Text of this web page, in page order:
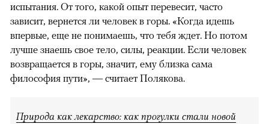
испытания. От того, какой опыт перевесит, часто
зависит, вернется ли человек в горы. «Когда идешь
впервые, еще не понимаешь, что тебя ждет. Но потом
лучше знаешь свое тело, силы, реакции. Если человек
возвращается в горы, значит, ему близка сама
философия пути», — считает Полякова.
Природа как лекарство: как прогулки стали новой